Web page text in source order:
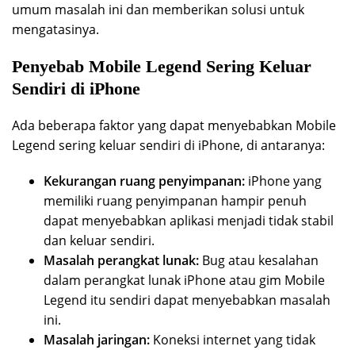
umum masalah ini dan memberikan solusi untuk
mengatasinya.
Penyebab Mobile Legend Sering Keluar
Sendiri di iPhone
Ada beberapa faktor yang dapat menyebabkan Mobile
Legend sering keluar sendiri di iPhone, di antaranya:
Kekurangan ruang penyimpanan: iPhone yang
memiliki ruang penyimpanan hampir penuh
dapat menyebabkan aplikasi menjadi tidak stabil
dan keluar sendiri.
Masalah perangkat lunak: Bug atau kesalahan
dalam perangkat lunak iPhone atau gim Mobile
Legend itu sendiri dapat menyebabkan masalah
ini.
Masalah jaringan: Koneksi internet yang tidak